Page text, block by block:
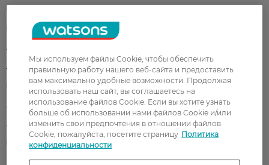
Корейская косметика
Парфюмерия
Акции
Лицо Тело
Подарки Детям
Волосы
Аксессуары Дерматокосметика
Бренды
Мы используем файлы Cookie, чтобы обеспечить
правильную работу нашего веб-сайта и предоставить
вам максимально удобные возможности. Продолжая
использовать наш сайт, вы соглашаетесь на
использование файлов Cookie. Если вы хотите узнать
больше об использовании нами файлов Cookie и/или
изменить свои предпочтения в отношении файлов
Cookie, пожалуйста, посетите страницу Политика
конфиденциальности